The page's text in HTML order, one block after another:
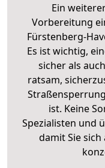
Ein
Vorbereitung
Fürstenberg-
Es ist wichtig,
sicher als auch
ratsam,
ist. Keine
Spezialisten und
damit Sie